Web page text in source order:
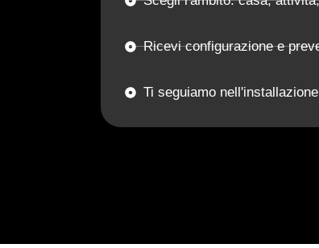
Ricevi configurazione e
Ti seguiamo